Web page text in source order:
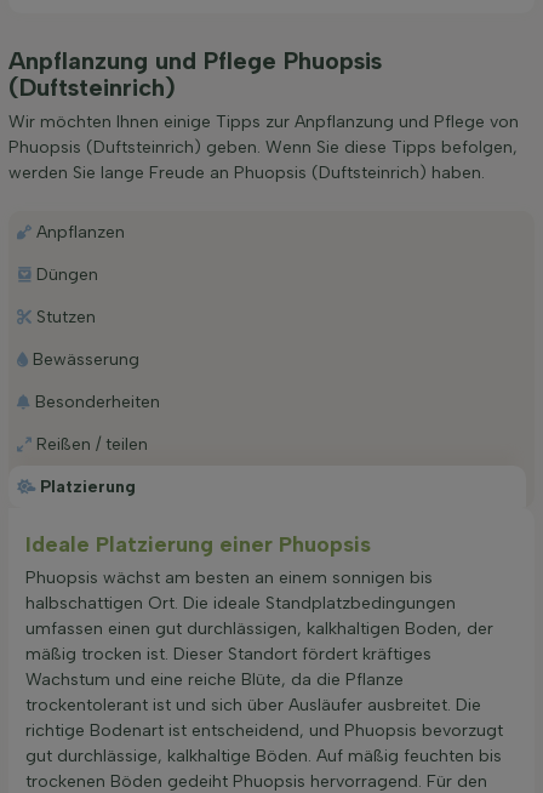
Anpflanzung und Pflege Phuopsis
(Duftsteinrich)
Wir möchten Ihnen einige Tipps zur Anpflanzung und Pflege von
Phuopsis (Duftsteinrich) geben. Wenn Sie diese Tipps befolgen,
werden Sie lange Freude an Phuopsis (Duftsteinrich) haben.
Platzierung
Anpflanzen
Düngen
Stutzen
Bewässerung
Besonderheiten
Reißen / teilen
Ideale Platzierung einer Phuopsis
Phuopsis wächst am besten an einem sonnigen bis
halbschattigen Ort. Die ideale Standplatzbedingungen
umfassen einen gut durchlässigen, kalkhaltigen Boden, der
mäßig trocken ist. Dieser Standort fördert kräftiges
Wachstum und eine reiche Blüte, da die Pflanze
trockentolerant ist und sich über Ausläufer ausbreitet. Die
richtige Bodenart ist entscheidend, und Phuopsis bevorzugt
gut durchlässige, kalkhaltige Böden. Auf mäßig feuchten bis
trockenen Böden gedeiht Phuopsis hervorragend. Für den